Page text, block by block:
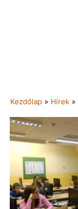
Kezdőlap » Hírek »